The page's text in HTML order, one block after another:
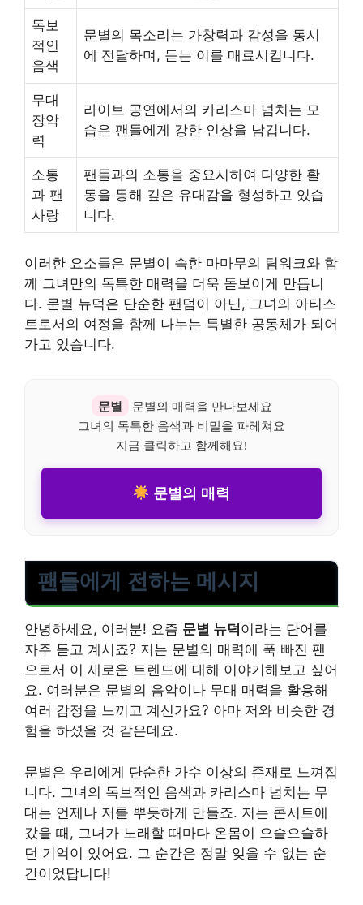
독보
적인
음색
문별의 목소리는 가창력과 감성을 동시
에 전달하며, 듣는 이를 매료시킵니다.
무대
장악
력
라이브 공연에서의 카리스마 넘치는 모
습은 팬들에게 강한 인상을 남깁니다.
소통
과 팬
사랑
팬들과의 소통을 중요시하여 다양한 활
동을 통해 깊은 유대감을 형성하고 있습
니다.
이러한 요소들은 문별이 속한 마마무의 팀워크와 함
께 그녀만의 독특한 매력을 더욱 돋보이게 만듭니
다. 문별 뉴덕은 단순한 팬덤이 아닌, 그녀의 아티스
트로서의 여정을 함께 나누는 특별한 공동체가 되어
가고 있습니다.
문별
문별의 매력을 만나보세요
그녀의 독특한 음색과 비밀을 파헤쳐요
지금 클릭하고 함께해요!
문별의 매력
팬들에게 전하는 메시지
안녕하세요, 여러분! 요즘 문별 뉴덕이라는 단어를
자주 듣고 계시죠? 저는 문별의 매력에 푹 빠진 팬
으로서 이 새로운 트렌드에 대해 이야기해보고 싶어
요. 여러분은 문별의 음악이나 무대 매력을 활용해
여러 감정을 느끼고 계신가요? 아마 저와 비슷한 경
험을 하셨을 것 같은데요.
문별은 우리에게 단순한 가수 이상의 존재로 느껴집
니다. 그녀의 독보적인 음색과 카리스마 넘치는 무
대는 언제나 저를 뿌듯하게 만들죠. 저는 콘서트에
갔을 때, 그녀가 노래할 때마다 온몸이 으슬으슬하
던 기억이 있어요. 그 순간은 정말 잊을 수 없는 순
간이었답니다!